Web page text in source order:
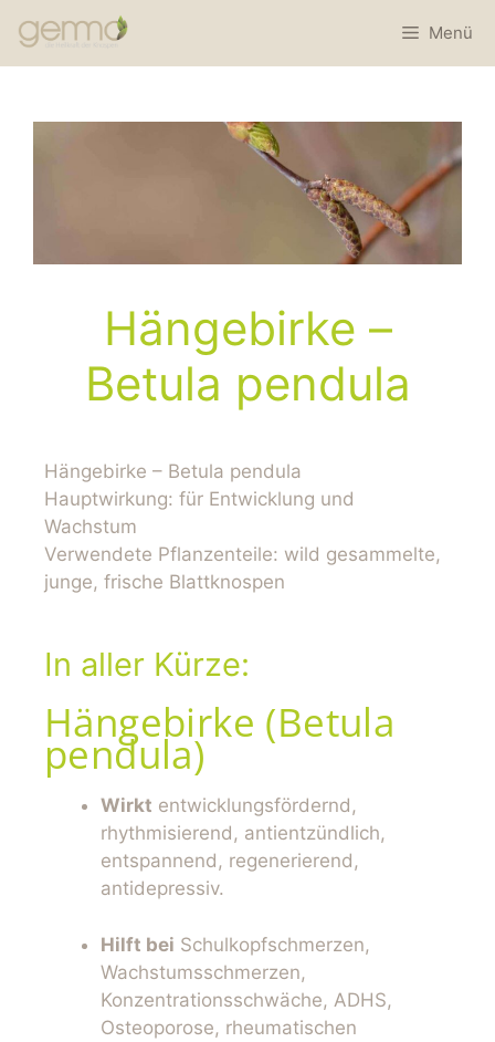
Menü
Hängebirke –
Betula pendula
Hängebirke – Betula pendula
Hauptwirkung: für Entwicklung und
Wachstum
Verwendete Pflanzenteile: wild gesammelte,
junge, frische Blattknospen
In aller Kürze:
Hängebirke (Betula
pendula)
Wirkt entwicklungsfördernd,
rhythmisierend, antientzündlich,
entspannend, regenerierend,
antidepressiv.
Hilft bei Schulkopfschmerzen,
Wachstumsschmerzen,
Konzentrationsschwäche, ADHS,
Osteoporose, rheumatischen